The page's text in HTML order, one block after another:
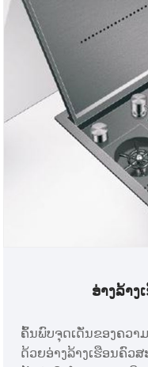
Tank.
ອ່າງລ້າ
ຄົ້ນພົບຈຸດເດັ່ນຂອງຄວາ
ດ້ວຍອ່າງລ້າງເຮືອນຄົວ